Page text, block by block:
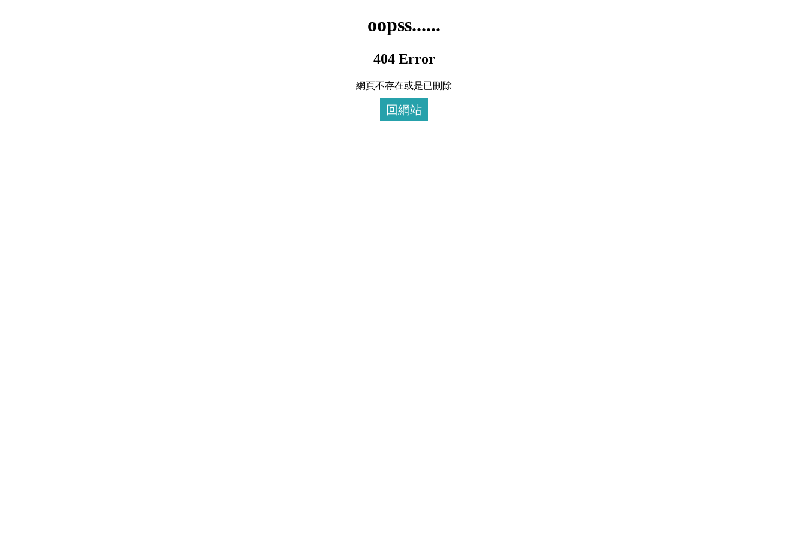
oopss......
404 Error
網頁不存在或是已刪除
回網站